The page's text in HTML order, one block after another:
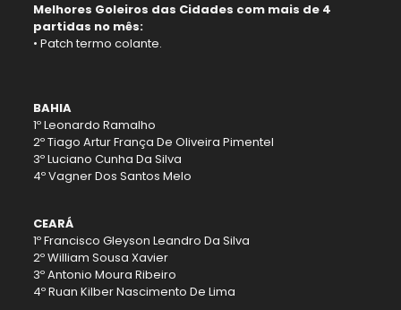
Melhores Goleiros das Cidades com mais de 4
partidas no mês:
• Patch termo colante.
BAHIA
1º Leonardo Ramalho
2º Tiago Artur França De Oliveira Pimentel
3º Luciano Cunha Da Silva
4º Vagner Dos Santos Melo
CEARÁ
1º Francisco Gleyson Leandro Da Silva
2º William Sousa Xavier
3º Antonio Moura Ribeiro
4º Ruan Kilber Nascimento De Lima